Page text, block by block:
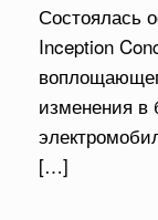
Состоялась
Inception
изменения в
[…]